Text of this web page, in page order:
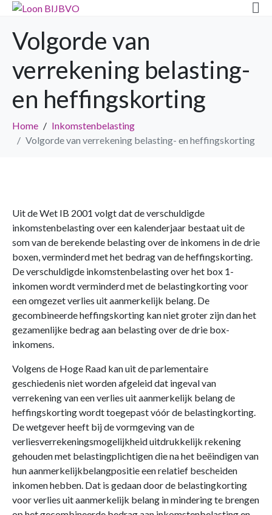
Volgorde van
verrekening belasting-
en heffingskorting
Home
Inkomstenbelasting
Volgorde van verrekening belasting- en heffingskorting
Uit de Wet IB 2001 volgt dat de verschuldigde
inkomstenbelasting over een kalenderjaar bestaat uit de
som van de berekende belasting over de inkomens in de drie
boxen, verminderd met het bedrag van de heffingskorting.
De verschuldigde inkomstenbelasting over het box 1-
inkomen wordt verminderd met de belastingkorting voor
een omgezet verlies uit aanmerkelijk belang. De
gecombineerde heffingskorting kan niet groter zijn dan het
gezamenlijke bedrag aan belasting over de drie box-
inkomens.
Volgens de Hoge Raad kan uit de parlementaire
geschiedenis niet worden afgeleid dat ingeval van
verrekening van een verlies uit aanmerkelijk belang de
heffingskorting wordt toegepast vóór de belastingkorting.
De wetgever heeft bij de vormgeving van de
verliesverrekeningsmogelijkheid uitdrukkelijk rekening
gehouden met belastingplichtigen die na het beëindigen van
hun aanmerkelijkbelangpositie een relatief bescheiden
inkomen hebben. Dat is gedaan door de belastingkorting
voor verlies uit aanmerkelijk belang in mindering te brengen